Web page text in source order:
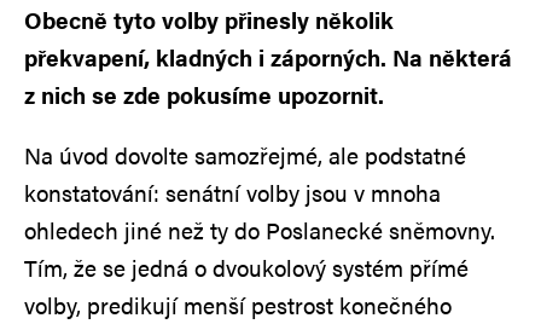
Obecně tyto volby přinesly několik
překvapení, kladných i záporných. Na některá
z nich se zde pokusíme upozornit.
Na úvod dovolte samozřejmé, ale podstatné
konstatování: senátní volby jsou v mnoha
ohledech jiné než ty do Poslanecké sněmovny.
Tím, že se jedná o dvoukolový systém přímé
volby, predikují menší pestrost konečného